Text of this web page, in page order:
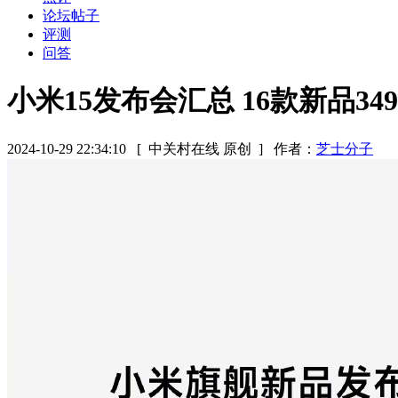
论坛帖子
评测
问答
小米15发布会汇总 16款新品
2024-10-29 22:34:10 [ 中关村在线 原创 ] 作者： 芝士分子